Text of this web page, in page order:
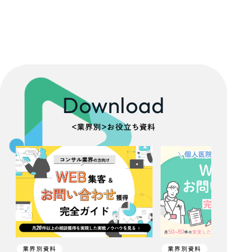
Download
＜業界別＞お役立ち資料
業界別資料 業界別資料